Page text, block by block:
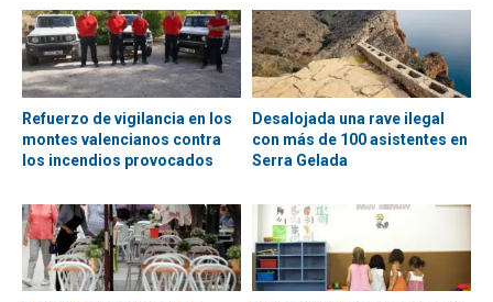
Refuerzo de vigilancia en los
montes valencianos contra
los incendios provocados
Desalojada una rave ilegal
con más de 100 asistentes en
Serra Gelada